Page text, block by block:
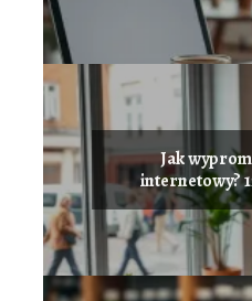
Jak
internetowy?